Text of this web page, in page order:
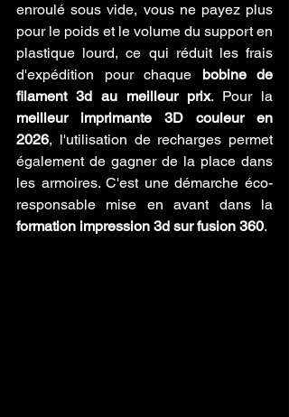
enroulé sous vide, vous ne payez plus
pour le poids et le volume du support en
plastique lourd, ce qui réduit les frais
d'expédition pour chaque bobine de
filament 3d au meilleur prix
meilleur imprimante 3D couleur en
2026, l'utilisation de recharges permet
également de gagner de la place dans
les armoires. C'est une démarche éco-
formation impression 3d sur fusion 360.